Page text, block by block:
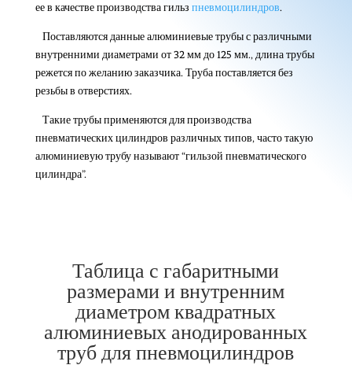
ее в качестве производства гильз пневмоцилиндров.
Поставляются данные алюминиевые трубы с различными
внутренними диаметрами от 32 мм до 125 мм., длина трубы
режется по желанию заказчика. Труба поставляется без
резьбы в отверстиях.
Такие трубы применяются для производства
пневматических цилиндров различных типов, часто такую
алюминиевую трубу называют “гильзой пневматического
цилиндра”.
Таблица с габаритными
размерами и внутренним
диаметром квадратных
алюминиевых анодированных
труб для пневмоцилиндров